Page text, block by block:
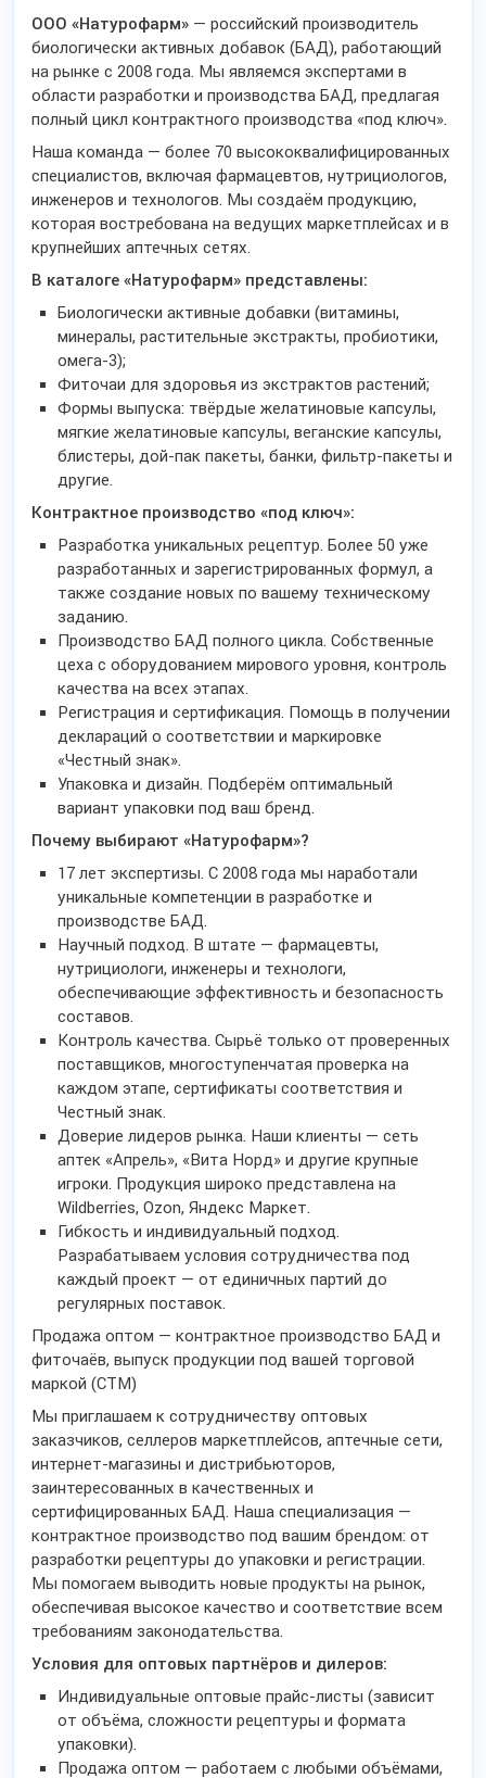
ООО «Натурофарм» — российский производитель
биологически активных добавок (БАД), работающий
на рынке с 2008 года. Мы являемся экспертами в
области разработки и производства БАД, предлагая
полный цикл контрактного производства «под ключ».
Наша команда — более 70 высококвалифицированных
специалистов, включая фармацевтов, нутрициологов,
инженеров и технологов. Мы создаём продукцию,
которая востребована на ведущих маркетплейсах и в
крупнейших аптечных сетях.
В каталоге «Натурофарм» представлены:
Биологически активные добавки (витамины,
минералы, растительные экстракты, пробиотики,
омега-3);
Фиточаи для здоровья из экстрактов растений;
Формы выпуска: твёрдые желатиновые капсулы,
мягкие желатиновые капсулы, веганские капсулы,
блистеры, дой-пак пакеты, банки, фильтр-пакеты и
другие.
Контрактное производство «под ключ»:
Разработка уникальных рецептур. Более 50 уже
разработанных и зарегистрированных формул, а
также создание новых по вашему техническому
заданию.
Производство БАД полного цикла. Собственные
цеха с оборудованием мирового уровня, контроль
качества на всех этапах.
Регистрация и сертификация. Помощь в получении
деклараций о соответствии и маркировке
«Честный знак».
Упаковка и дизайн. Подберём оптимальный
вариант упаковки под ваш бренд.
Почему выбирают «Натурофарм»?
17 лет экспертизы. С 2008 года мы наработали
уникальные компетенции в разработке и
производстве БАД.
Научный подход. В штате — фармацевты,
нутрициологи, инженеры и технологи,
обеспечивающие эффективность и безопасность
составов.
Контроль качества. Сырьё только от проверенных
поставщиков, многоступенчатая проверка на
каждом этапе, сертификаты соответствия и
Честный знак.
Доверие лидеров рынка. Наши клиенты — сеть
аптек «Апрель», «Вита Норд» и другие крупные
игроки. Продукция широко представлена на
Wildberries, Ozon, Яндекс Маркет.
Гибкость и индивидуальный подход.
Разрабатываем условия сотрудничества под
каждый проект — от единичных партий до
регулярных поставок.
Продажа оптом — контрактное производство БАД и
фиточаёв, выпуск продукции под вашей торговой
маркой (СТМ)
Мы приглашаем к сотрудничеству оптовых
заказчиков, селлеров маркетплейсов, аптечные сети,
интернет-магазины и дистрибьюторов,
заинтересованных в качественных и
сертифицированных БАД. Наша специализация —
контрактное производство под вашим брендом: от
разработки рецептуры до упаковки и регистрации.
Мы помогаем выводить новые продукты на рынок,
обеспечивая высокое качество и соответствие всем
требованиям законодательства.
Условия для оптовых партнёров и дилеров:
Индивидуальные оптовые прайс-листы (зависит
от объёма, сложности рецептуры и формата
упаковки).
Продажа оптом — работаем с любыми объёмами,